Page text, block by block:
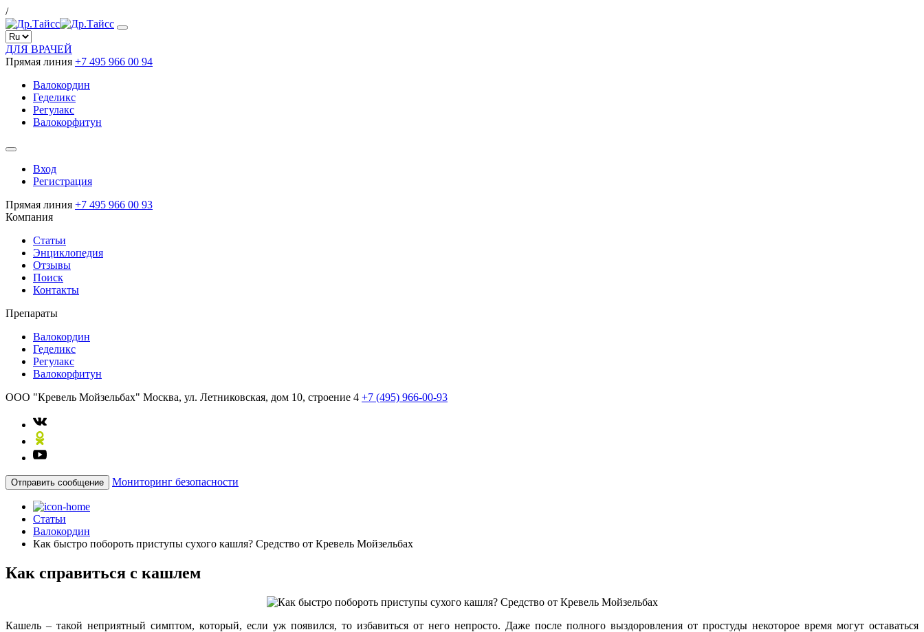
/
ДЛЯ ВРАЧЕЙ
Прямая линия +7 495 966 00 94
Валокордин
Геделикс
Регулакс
Валокорфитун
Вход
Регистрация
Прямая линия +7 495 966 00 93
Компания
Статьи
Энциклопедия
Отзывы
Поиск
Контакты
Препараты
Валокордин
Геделикс
Регулакс
Валокорфитун
ООО "Кревель Мойзельбах" Москва, ул. Летниковская, дом 10, строение 4 +7 (495) 966-00-93
Отправить сообщение Мониторинг безопасности
Статьи
Валокордин
Как быстро побороть приступы сухого кашля? Средство от Кревель Мойзельбах
Как справиться с кашлем
Кашель – такой неприятный симптом, который, если уж появился, то избавиться от него непросто. Даже после полного выздоровления от простуды некоторое время могут оставаться